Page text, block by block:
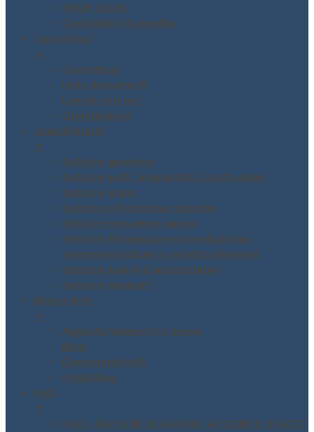
SHOP CORSI
Condizioni di vendita
Contattaci
▼
Contattaci
Invio documenti
Lavora con noi
Questionario
Questionario
▼
Settore generico
Settore edili / impiantisti / costruzioni
Settore legno
Settore officine meccaniche
Settore metalmeccanico
Settore Ristorazione e produzione,
somministrazione e vendita Alimenti
Settore saloni di acconciatori
Settore trasporti
Blog e Info
▼
Approfondimenti in breve
Blog
Documenti utili
Fonti Blog
FAQ
▼
FAQ – DATORE DI LAVORO ACCORDO STATO